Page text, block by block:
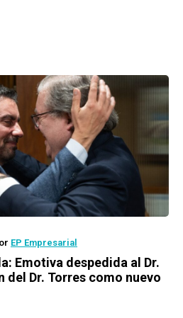
EP Empresarial
Emotiva despedida al Dr.
del Dr. Torres como nuevo